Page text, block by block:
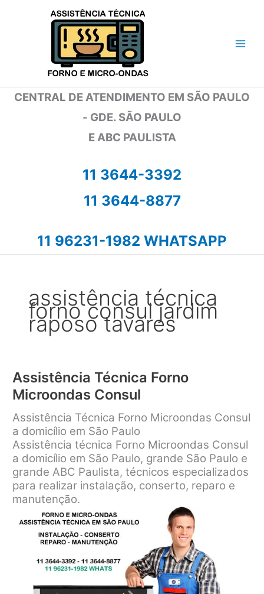
CENTRAL DE ATENDIMENTO EM SÃO PAULO
- GDE. SÃO PAULO
E ABC PAULISTA
11 3644-3392
11 3644-8877
11 96231-1982 WHATSAPP
assistência técnica
forno consul jardim
raposo tavares
Assistência Técnica Forno
Microondas Consul
Assistência Técnica Forno Microondas Consul
a domicílio em São Paulo
Assistência técnica Forno Microondas Consul
a domicílio em São Paulo, grande São Paulo e
grande ABC Paulista, técnicos especializados
para realizar instalação, conserto, reparo e
manutenção.